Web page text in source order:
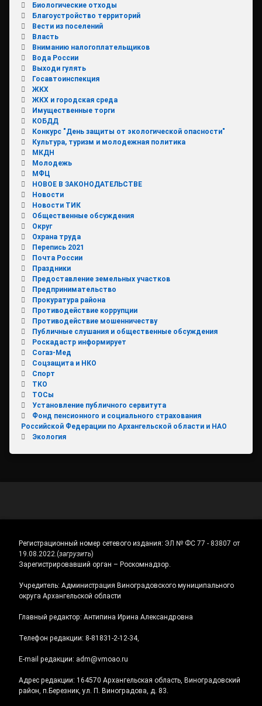
Биологические отходы
Благоустройство территорий
Вести из поселений
Власть
Вниманию налогоплательщиков
Вода России
Выходи гулять
Госавтоинспекция
ЖКХ
ЖКХ и городская среда
Имущественные торги
КОБДД
Конкурс "День защиты от экологической опасности"
Культура, туризм и молодежная политика
МКДН
Молодежь
МФЦ
НОВОЕ В ЗАКОНОДАТЕЛЬСТВЕ
Новости
Новости ТИК
Общественные обсуждения
Округ
Охрана труда
Перепись 2021
Почта России
Праздники
Предоставление земельных участков
Предпринимательство
Прокуратура района
Противодействие коррупции
Противодействие мошенничеству
Публичные слушания и общественные обсуждения
Роскадастр информирует
Согаз-Мед
Соцзащита и НКО
Спорт
ТКО
ТОСы
Установление публичного сервитута
Фонд пенсионного и социального страхования
Российской Федерации по Архангельской области и НАО
Экология
Регистрационный номер сетевого издания: ЭЛ № ФС 77 - 83807 от
19.08.2022.(загрузить)
Зарегистрировавший орган – Роскомнадзор.
Учредитель: Администрация Виноградовского муниципального
округа Архангельской области
Главный редактор: Антипина Ирина Александровна
Телефон редакции: 8-81831-2-12-34,
E-mail редакции: adm@vmoao.ru
Адрес редакции: 164570 Архангельская область, Виноградовский
район, п.Березник, ул. П. Виноградова, д. 83.